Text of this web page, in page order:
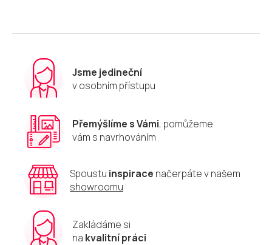
Jsme jedineční
v osobním přístupu
Přemýšlíme s Vámi, pomůžeme
vám s navrhováním
Spoustu inspirace načerpáte v našem
showroomu
Zakládáme si
na kvalitní práci